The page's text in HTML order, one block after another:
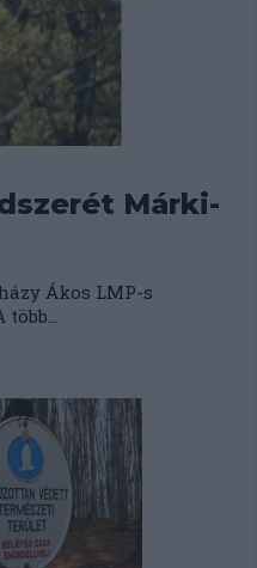
Márki-
Ákos LMP-s